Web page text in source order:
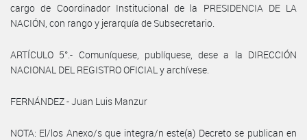
cargo de Coordinador Institucional de la PRESIDENCIA DE LA
NACIÓN, con rango y jerarquía de Subsecretario.
ARTÍCULO 5°.- Comuníquese, publíquese, dese a la DIRECCIÓN
NACIONAL DEL REGISTRO OFICIAL y archívese.
FERNÁNDEZ - Juan Luis Manzur
NOTA: El/los Anexo/s que integra/n este(a) Decreto se publican en